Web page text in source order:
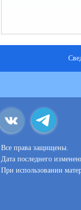
Все права защищены.
Дата последнего
При использовании